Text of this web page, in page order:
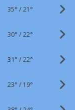
35° /21°
30° /22°
31° /22°
23° / 19°